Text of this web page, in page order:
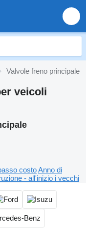
Valvole freno principale
veicoli
costoAnno di
- all'inizio i vecchi